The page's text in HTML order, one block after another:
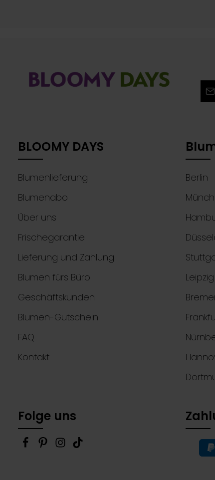
BLOOMY DAYS
Blumenlieferung
Blumenabo
Über uns
Frischegarantie
Lieferung und Zahlung
Blumen fürs Büro
Geschäftskunden
Blumen-Gutschein
FAQ
Kontakt
Berlin
Leipzig
Folge uns